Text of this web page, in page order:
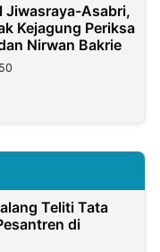
Jiwasraya-Asabri,
Kejagung Periksa
Nirwan Bakrie
Teliti Tata
di